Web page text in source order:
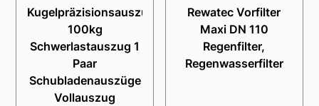
Kugelpräzisionsauszug
100kg
Schwerlastauszug 1
Paar
Schubladenauszüge
Vollauszug
Rewatec Vorfilter
Maxi DN 110
Regenfilter,
Regenwasserfilter